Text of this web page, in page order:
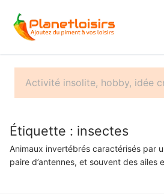
contenu
Étiquette : insectes
Animaux invertébrés caractérisés par
paire d’antennes, et souvent des ailes